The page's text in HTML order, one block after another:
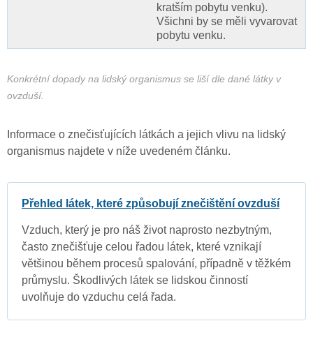
kratším pobytu venku).
Všichni by se měli vyvarovat
pobytu venku.
Konkrétní dopady na lidský organismus se liší dle dané látky v
ovzduší.
Informace o znečisťujících látkách a jejich vlivu na lidský
organismus najdete v níže uvedeném článku.
Přehled látek, které způsobují znečištění ovzduší
Vzduch, který je pro náš život naprosto nezbytným,
často znečišťuje celou řadou látek, které vznikají
většinou během procesů spalování, případně v těžkém
průmyslu. Škodlivých látek se lidskou činností
uvolňuje do vzduchu celá řada.